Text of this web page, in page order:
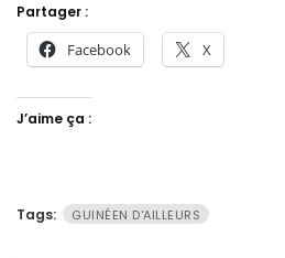
Partager :
Facebook X
J’aime ça :
Tags: GUINÉEN D'AILLEURS